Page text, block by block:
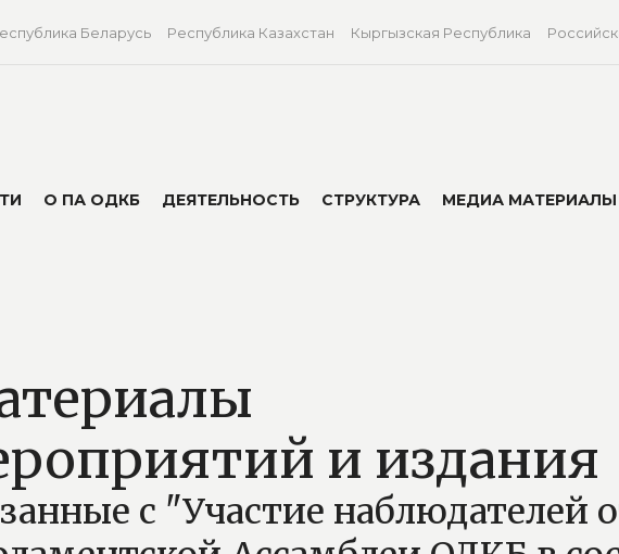
Беларусь Республика Казахстан Кыргызская Республика
О ПА ОДКБ ДЕЯТЕЛЬНОСТЬ СТРУКТУРА МЕДИА МАТЕРИАЛЫ
и издания
с "Участие наблюдателей